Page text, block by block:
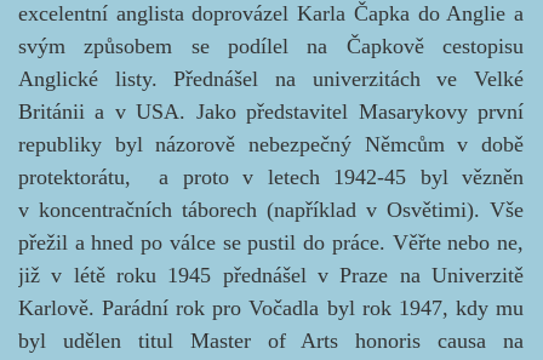
excelentní anglista doprovázel Karla Čapka do Anglie a
svým způsobem se podílel na Čapkově cestopisu
Anglické listy. Přednášel na univerzitách ve Velké
Británii a v USA. Jako představitel Masarykovy první
republiky byl názorově nebezpečný Němcům v době
protektorátu, a proto v letech 1942-45 byl vězněn
v koncentračních táborech (například v Osvětimi). Vše
přežil a hned po válce se pustil do práce. Věřte nebo ne,
již v létě roku 1945 přednášel v Praze na Univerzitě
Karlově. Parádní rok pro Vočadla byl rok 1947, kdy mu
byl udělen titul Master of Arts honoris causa na